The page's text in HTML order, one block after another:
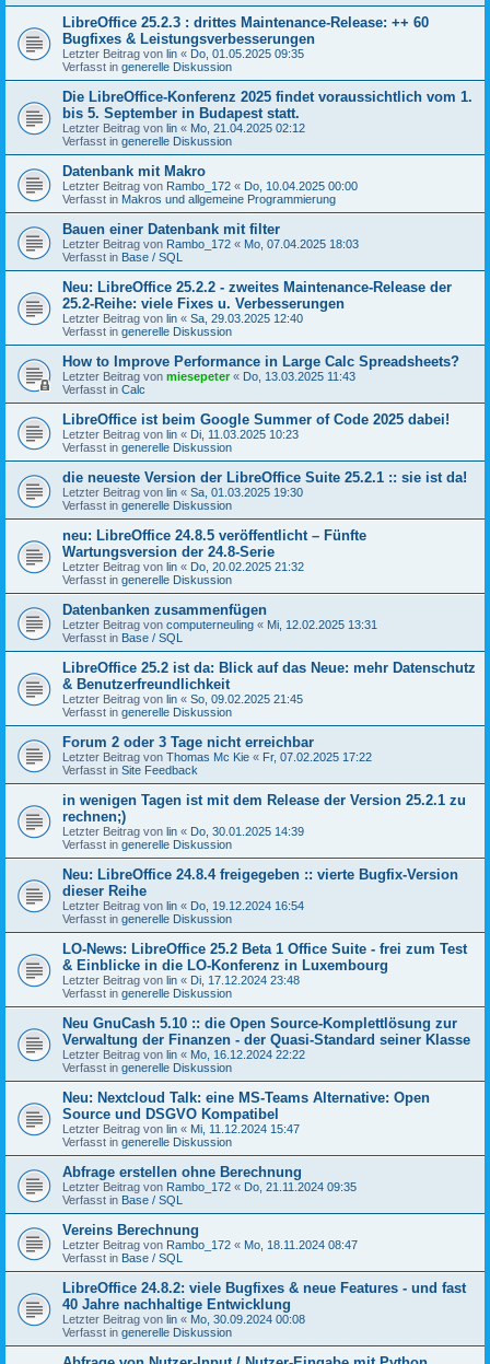
LibreOffice 25.2.3 : drittes Maintenance-Release: ++ 60
Bugfixes & Leistungsverbesserungen
Letzter Beitrag von lin « Do, 01.05.2025 09:35
Verfasst in generelle Diskussion
Die LibreOffice-Konferenz 2025 findet voraussichtlich vom 1.
bis 5. September in Budapest statt.
Letzter Beitrag von lin « Mo, 21.04.2025 02:12
Verfasst in generelle Diskussion
Datenbank mit Makro
Letzter Beitrag von Rambo_172 « Do, 10.04.2025 00:00
Verfasst in Makros und allgemeine Programmierung
Bauen einer Datenbank mit filter
Letzter Beitrag von Rambo_172 « Mo, 07.04.2025 18:03
Verfasst in Base / SQL
Neu: LibreOffice 25.2.2 - zweites Maintenance-Release der
25.2-Reihe: viele Fixes u. Verbesserungen
Letzter Beitrag von lin « Sa, 29.03.2025 12:40
Verfasst in generelle Diskussion
How to Improve Performance in Large Calc Spreadsheets?
Letzter Beitrag von miesepeter« Do, 13.03.2025 11:43
Verfasst in Calc
LibreOffice ist beim Google Summer of Code 2025 dabei!
Letzter Beitrag von lin « Di, 11.03.2025 10:23
Verfasst in generelle Diskussion
die neueste Version der LibreOffice Suite 25.2.1 :: sie ist da!
Letzter Beitrag von lin « Sa, 01.03.2025 19:30
Verfasst in generelle Diskussion
neu: LibreOffice 24.8.5 veröffentlicht – Fünfte
Wartungsversion der 24.8-Serie
Letzter Beitrag von lin « Do, 20.02.2025 21:32
Verfasst in generelle Diskussion
Datenbanken zusammenfügen
Letzter Beitrag von computerneuling « Mi, 12.02.2025 13:31
Verfasst in Base / SQL
LibreOffice 25.2 ist da: Blick auf das Neue: mehr Datenschutz
& Benutzerfreundlichkeit
Letzter Beitrag von lin « So, 09.02.2025 21:45
Verfasst in generelle Diskussion
Forum 2 oder 3 Tage nicht erreichbar
Letzter Beitrag von Thomas Mc Kie « Fr, 07.02.2025 17:22
Verfasst in Site Feedback
in wenigen Tagen ist mit dem Release der Version 25.2.1 zu
rechnen;)
Letzter Beitrag von lin « Do, 30.01.2025 14:39
Verfasst in generelle Diskussion
Neu: LibreOffice 24.8.4 freigegeben :: vierte Bugfix-Version
dieser Reihe
Letzter Beitrag von lin « Do, 19.12.2024 16:54
Verfasst in generelle Diskussion
LO-News: LibreOffice 25.2 Beta 1 Office Suite - frei zum Test
& Einblicke in die LO-Konferenz in Luxembourg
Letzter Beitrag von lin « Di, 17.12.2024 23:48
Verfasst in generelle Diskussion
Neu GnuCash 5.10 :: die Open Source-Komplettlösung zur
Verwaltung der Finanzen - der Quasi-Standard seiner Klasse
Letzter Beitrag von lin « Mo, 16.12.2024 22:22
Verfasst in generelle Diskussion
Neu: Nextcloud Talk: eine MS-Teams Alternative: Open
Source und DSGVO Kompatibel
Letzter Beitrag von lin « Mi, 11.12.2024 15:47
Verfasst in generelle Diskussion
Abfrage erstellen ohne Berechnung
Letzter Beitrag von Rambo_172 « Do, 21.11.2024 09:35
Verfasst in Base / SQL
Vereins Berechnung
Letzter Beitrag von Rambo_172 « Mo, 18.11.2024 08:47
Verfasst in Base / SQL
LibreOffice 24.8.2: viele Bugfixes & neue Features - und fast
40 Jahre nachhaltige Entwicklung
Letzter Beitrag von lin « Mo, 30.09.2024 00:08
Verfasst in generelle Diskussion